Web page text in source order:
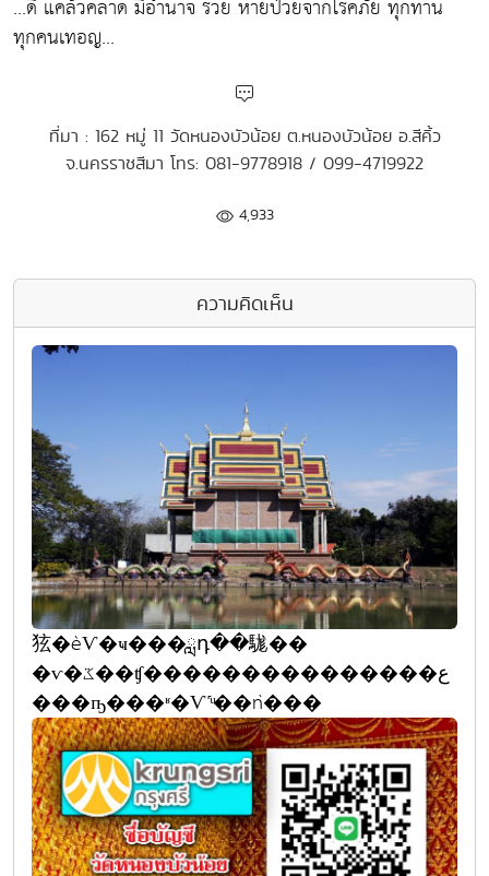
...ดี แคล้วคลาด มีอำนาจ รวย หายป่วยจากโรคภัย ทุกท่าน
ทุกคนเทอญ...
ที่มา : 162 หมู่ 11 วัดหนองบัวน้อย ต.หนองบัวน้อย อ.สีคิ้ว
จ.นครราชสีมา โทร: 081-9778918 / 099-4719922
4,933
ความคิดเห็น
㹡�èѴ�ҹ���ླդ��駹��
�ѵ�ػ��ʧ���������������ع
���ҧ���ʶ�Ѵ˹ͧ��ǹ���